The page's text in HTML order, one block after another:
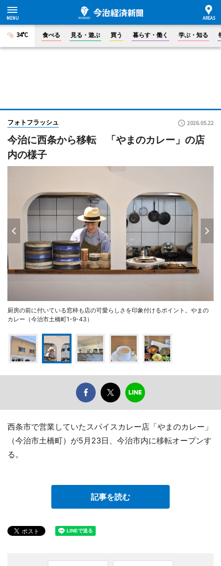
34°C 食べる 見る・遊ぶ 買う 暮らす・働く 学ぶ・知る
フォトフラッシュ 2026.05.22
今治に西条から移転 「やまのカレー」の店
内の様子
厨房の前に付いている窓枠も店の可愛らしさを印象付けるポイント。やまの
カレー（今治市土橋町1-9-43）
西条市で営業していたスパイスカレー店「やまのカレー」
（今治市土橋町）が5月23日、今治市内に移転オープンす
る。
記事を読む